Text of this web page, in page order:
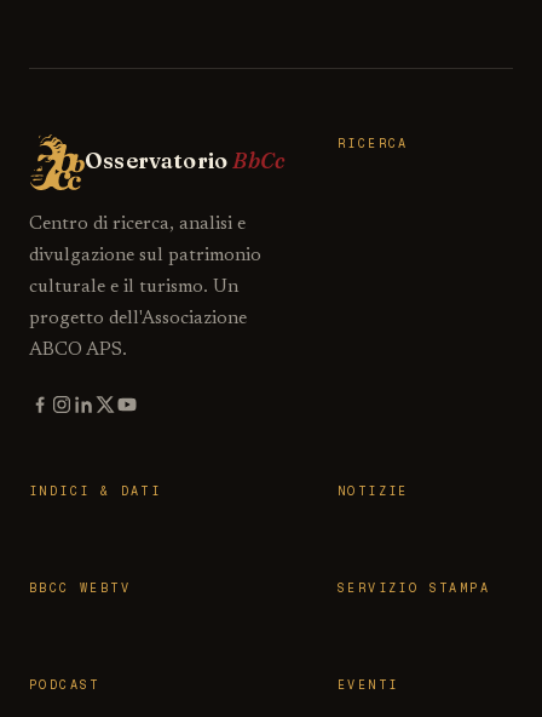
OsservatorioBbCc
Centro di ricerca, analisi e
divulgazione sul patrimonio
culturale e il turismo. Un
progetto dell'Associazione
ABCO APS.
RICERCA
INDICI & DATI NOTIZIE
BBCC WEBTV SERVIZIO STAMPA
PODCAST EVENTI